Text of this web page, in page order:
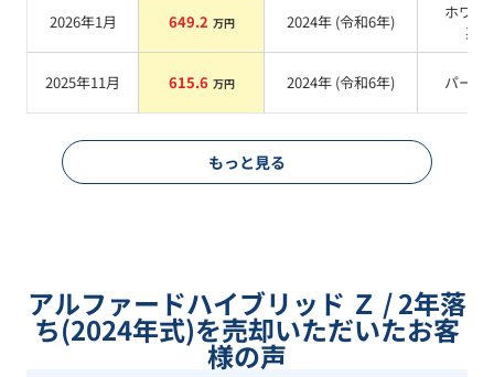
2026年1月 649.2 万円 2024年 (令和6年)
ホワイ
系
2025年11月 615.6 万円 2024年 (令和6年) パール
もっと見る
アルファードハイブリッド Ｚ / 2年落
ち(2024年式)を売却いただいたお客
様の声